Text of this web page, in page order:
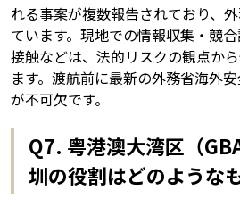
れる事案が複数報告されており、
ています。現地での情報収集・競
接触などは、法的リスクの観点か
ます。渡航前に最新の外務省海外
が不可欠です。
Q7. 粤港澳大湾区（
圳の役割はどのような